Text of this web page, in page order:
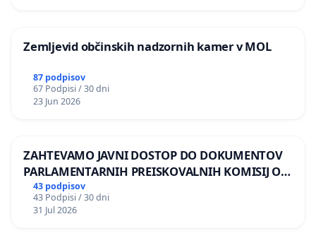
Zemljevid občinskih nadzornih kamer v MOL
87 podpisov
67 Podpisi / 30 dni
23 Jun 2026
ZAHTEVAMO JAVNI DOSTOP DO DOKUMENTOV
PARLAMENTARNIH PREISKOVALNIH KOMISIJ O
ILEGALNI TRGOVINI Z OROŽJEM
43 podpisov
43 Podpisi / 30 dni
31 Jul 2026